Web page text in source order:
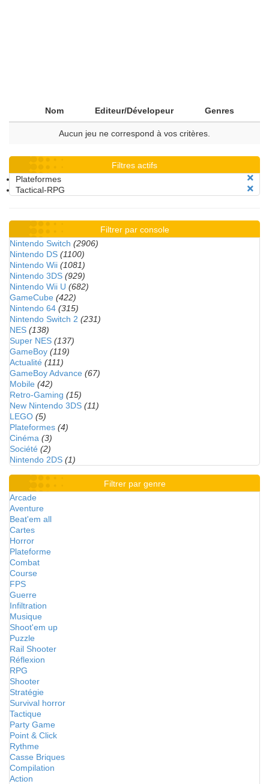
Nom Editeur/Dévelopeur Genres
Aucun jeu ne correspond à vos critères.
Filtres actifs
Plateformes
Tactical-RPG
Filtrer par console
Nintendo Switch (2906)
Nintendo DS (1100)
Nintendo Wii (1081)
Nintendo 3DS (929)
Nintendo Wii U (682)
GameCube (422)
Nintendo 64 (315)
Nintendo Switch 2 (231)
NES (138)
Super NES (137)
GameBoy (119)
Actualité (111)
GameBoy Advance (67)
Mobile (42)
Retro-Gaming (15)
New Nintendo 3DS (11)
LEGO (5)
Plateformes (4)
Cinéma (3)
Société (2)
Nintendo 2DS (1)
Filtrer par genre
Arcade
Aventure
Beat'em all
Cartes
Horror
Plateforme
Combat
Course
FPS
Guerre
Infiltration
Musique
Shoot'em up
Puzzle
Rail Shooter
Réflexion
RPG
Shooter
Stratégie
Survival horror
Tactique
Party Game
Point & Click
Rythme
Casse Briques
Compilation
Action